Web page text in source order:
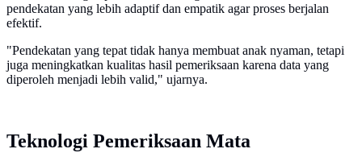
pendekatan yang lebih adaptif dan empatik agar proses berjalan
efektif.
"Pendekatan yang tepat tidak hanya membuat anak nyaman, tetapi
juga meningkatkan kualitas hasil pemeriksaan karena data yang
diperoleh menjadi lebih valid," ujarnya.
Teknologi Pemeriksaan Mata